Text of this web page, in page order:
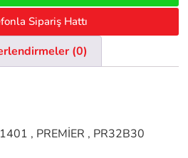
Sipariş Hattı
(0)
, PREMİER , PR32B30